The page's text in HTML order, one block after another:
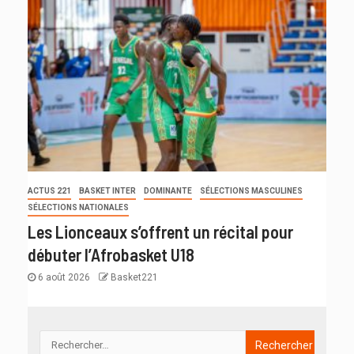
ACTUS 221 BASKET INTER DOMINANTE
SÉLECTIONS MASCULINES
SÉLECTIONS NATIONALES
Les Lionceaux s’offrent un récital pour
débuter l’Afrobasket U18
6 août 2026 Basket221